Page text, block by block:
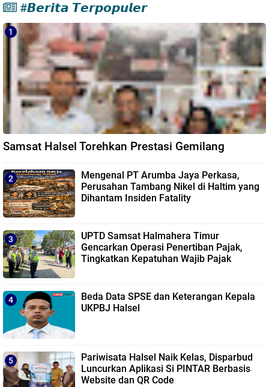
#𝘽𝙚𝙧𝙞𝙩𝙖 𝙏𝙚𝙧𝙥𝙤𝙥𝙪𝙡𝙚𝙧
Samsat Halsel Torehkan Prestasi Gemilang
Mengenal PT Arumba Jaya Perkasa,
Perusahan Tambang Nikel di Haltim yang
Dihantam Insiden Fatality
UPTD Samsat Halmahera Timur
Gencarkan Operasi Penertiban Pajak,
Tingkatkan Kepatuhan Wajib Pajak
Beda Data SPSE dan Keterangan Kepala
UKPBJ Halsel
Pariwisata Halsel Naik Kelas, Disparbud
Luncurkan Aplikasi Si PINTAR Berbasis
Website dan QR Code